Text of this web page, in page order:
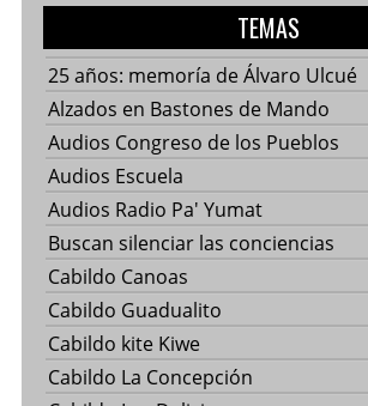
TEMAS
25 años: memoría de Álvaro Ulcué
Alzados en Bastones de Mando
Audios Congreso de los Pueblos
Audios Escuela
Audios Radio Pa' Yumat
Buscan silenciar las conciencias
Cabildo Canoas
Cabildo Guadualito
Cabildo kite Kiwe
Cabildo La Concepción